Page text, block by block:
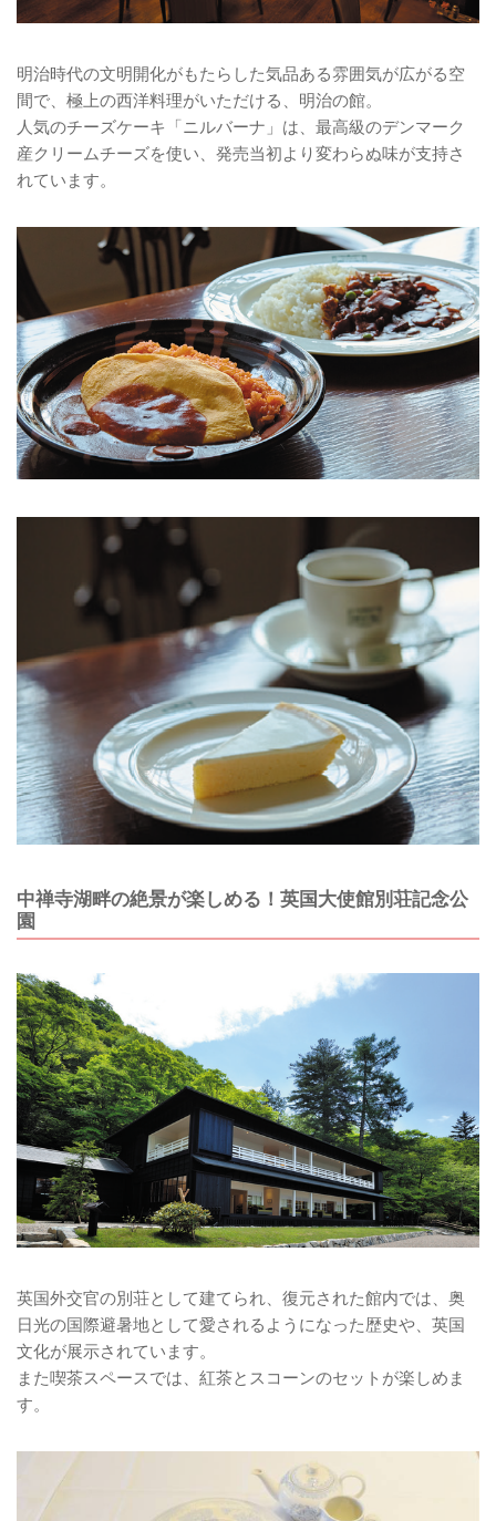
明治時代の文明開化がもたらした気品ある雰囲気が広がる空
間で、極上の西洋料理がいただける、明治の館。
人気のチーズケーキ「ニルバーナ」は、最高級のデンマーク
産クリームチーズを使い、発売当初より変わらぬ味が支持さ
れています。
中禅寺湖畔の絶景が楽しめる！英国大使館別荘記念公
園
英国外交官の別荘として建てられ、復元された館内では、奥
日光の国際避暑地として愛されるようになった歴史や、英国
文化が展示されています。
また喫茶スペースでは、紅茶とスコーンのセットが楽しめま
す。